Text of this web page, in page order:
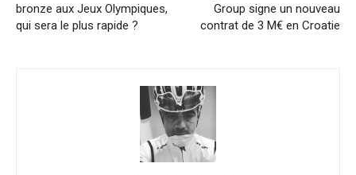
bronze aux Jeux Olympiques,
qui sera le plus rapide ?
Group signe un nouveau
contrat de 3 M€ en Croatie